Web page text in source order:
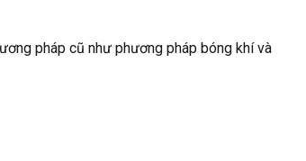
pháp cũ như phương pháp bóng khí và